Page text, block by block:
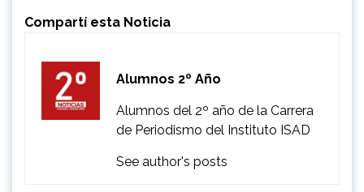
Compartí esta Noticia
Alumnos 2º Año
Alumnos del 2º año de la Carrera
de Periodismo del Instituto ISAD
See author's posts